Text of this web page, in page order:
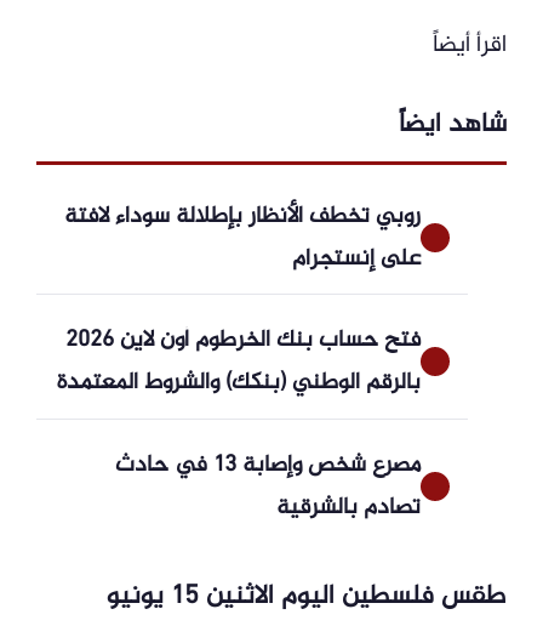
اقرأ أيضاً
شاهد ايضاً
روبي تخطف الأنظار بإطلالة سوداء لافتة
على إنستجرام
فتح حساب بنك الخرطوم أون لاين 2026
بالرقم الوطني (بنكك) والشروط المعتمدة
مصرع شخص وإصابة 13 في حادث
تصادم بالشرقية
طقس فلسطين اليوم الاثنين 15 يونيو